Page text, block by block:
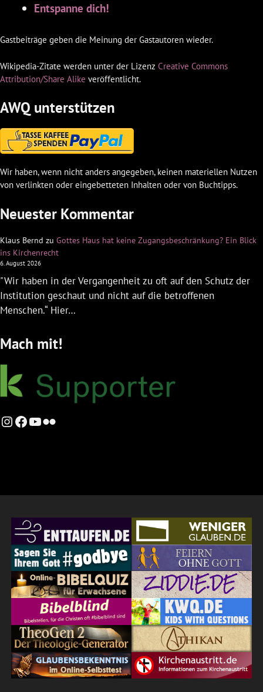
Entspanne dich!
Gastbeiträge geben die Meinung der Gastautoren wieder.
Wikipedia-Zitate werden unter der Lizenz Creative Commons
Attribution/Share Alike veröffentlicht.
AWQ unterstützen
Wir haben, wenn nicht anders angegeben, keinen materiellen Nutzen
von verlinkten oder eingebetteten Inhalten oder von Buchtipps.
Neuester Kommentar
Klaus Bernd zu Gottes Haus hat keine Zugangsbeschränkung? Ein Blick
ins Kirchenrecht
6. August 2026
"Wir haben in der Vergangenheit zu oft auf den Schutz der
Institution geschaut und nicht auf die betroffenen
Menschen.“ Hier…
Mach mit!
Instagram
Facebook
YouTube
Flickr